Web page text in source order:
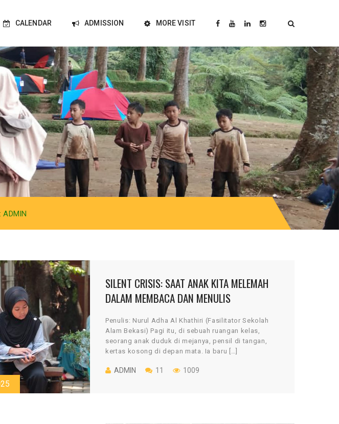
CALENDAR ADMISSION MORE VISIT
ADMIN
SILENT CRISIS: SAAT ANAK KITA MELEMAH
DALAM MEMBACA DAN MENULIS
Penulis: Nurul Adha Al Khathiri (Fasilitator Sekolah
Alam Bekasi) Pagi itu, di sebuah ruangan kelas,
seorang anak duduk di mejanya, pensil di tangan,
kertas kosong di depan mata. Ia baru […]
ADMIN 11 1009